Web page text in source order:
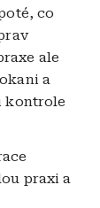
co
ale
a
kontrole
praxi a